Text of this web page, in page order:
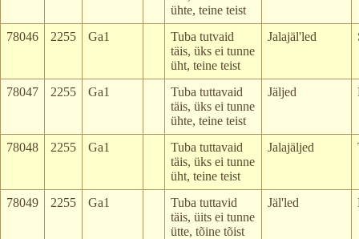
ühte, teine teist
78046
2255 Ga1
Tuba tutvaid
täis, üks ei tunne
üht, teine teist
Jalajäl'led
78047 2255 Ga1
Tuba tuttavaid
täis, üks ei tunne
ühte, teine teist
Jäljed
78048 2255 Ga1
Tuba tuttavaid
täis, üks ei tunne
üht, teine teist
Jalajäljed
78049 2255 Ga1
Tuba tuttavid
täis, üits ei tunne
ütte, tõine tõist
Jäl'led